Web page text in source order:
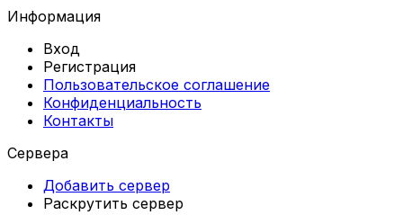
Информация
Вход
Регистрация
Пользовательское соглашение
Конфиденциальность
Контакты
Сервера
Добавить сервер
Раскрутить сервер